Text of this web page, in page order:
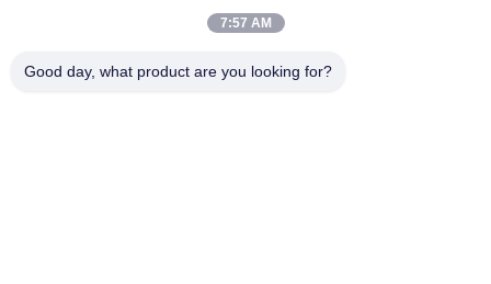
Media di brillamento
7:57 AM
Good day, what product are you looking for?